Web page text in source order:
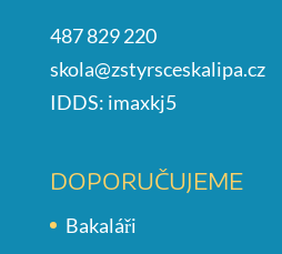
487 829 220
skola@zstyrsceskalipa.cz
IDDS: imaxkj5
DOPORUČUJEME
Bakaláři